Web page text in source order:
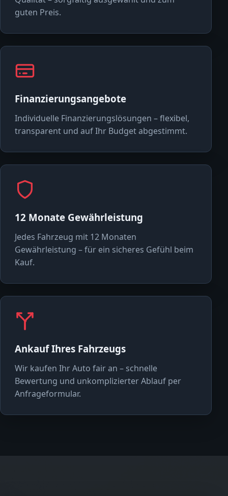
guten Preis.
Finanzierungsangebote
Individuelle Finanzierungslösungen – flexibel,
transparent und auf Ihr Budget abgestimmt.
12 Monate Gewährleistung
Jedes Fahrzeug mit 12 Monaten
Gewährleistung – für ein sicheres Gefühl beim
Kauf.
Ankauf Ihres Fahrzeugs
Wir kaufen Ihr Auto fair an – schnelle
Bewertung und unkomplizierter Ablauf per
Anfrageformular.